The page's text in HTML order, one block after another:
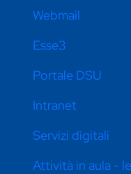
Webmail
Esse3
Portale DSU
Intranet
Servizi digitali
Attività in aula -